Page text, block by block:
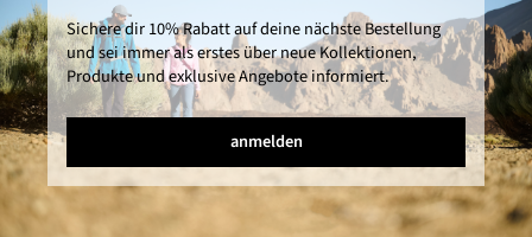
Sichere dir 10% Rabatt auf deine nächste Bestellung
und sei immer als erstes über neue Kollektionen,
Produkte und exklusive Angebote informiert.
anmelden